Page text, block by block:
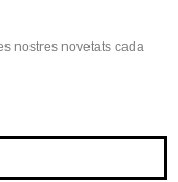
nostres novetats cada